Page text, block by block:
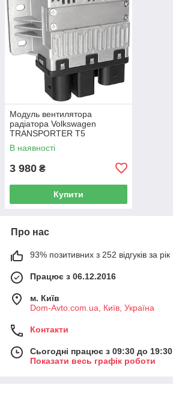
Модуль вентилятора
радіатора Volkswagen
TRANSPORTER T5
Фургон 03-15 7H0919506D
В наявності
3 980 ₴
Купити
Про нас
93% позитивних з 252 відгуків за рік
Працює з 06.12.2016
м. Київ
Dom-Avto.com.ua, Київ, Україна
Контакти
Сьогодні працює з 09:30 до 19:30
Показати весь графік роботи